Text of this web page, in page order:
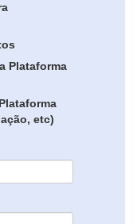
Plataforma
etc)